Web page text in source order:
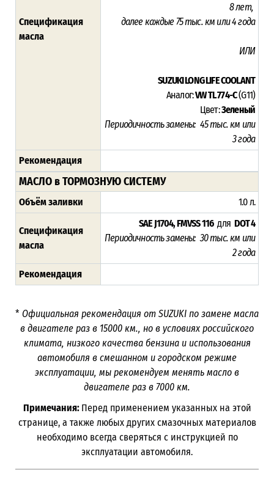
Спецификация
масла
8лет,
далее каждые 75 тыс. км или 4 года
ИЛИ
SUZUKI LONG LIFE COOLANT
Аналог:VW TL 774-C(G11)
Цвет:Зеленый
Периодичность замены: 45тыс. км или
3года
Рекомендация
МАСЛО в ТОРМОЗНУЮ СИСТЕМУ
Объём заливки 1.0 л.
Спецификация
масла
SAE J1704, FMVSS 116дляDOT 4
Периодичность замены: 30 тыс. км или
2 года
Рекомендация
* Официальная рекомендация от SUZUKI по замене масла
в двигателе раз в 15000 км., но в условиях российского
климата, низкого качества бензина и использования
автомобиля в смешанном и городском режиме
эксплуатации, мы рекомендуем менять масло в
двигателе раз в 7000 км.
Примечания: Перед применением указанных на этой
странице, а также любых других смазочных материалов
необходимо всегда сверяться с инструкцией по
эксплуатации автомобиля.